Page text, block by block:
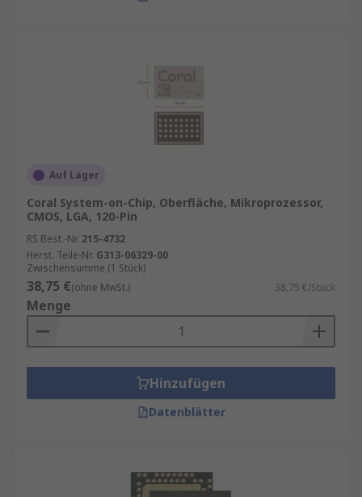
Auf Lager
Coral System-on-Chip, Oberfläche, Mikroprozessor,
CMOS, LGA, 120-Pin
RS Best.-Nr. 215-4732
Herst. Teile-Nr. G313-06329-00
Zwischensumme (1 Stück)
38,75 €(ohne MwSt.) 38,75 €/Stück
Menge
Hinzufügen
Datenblätter